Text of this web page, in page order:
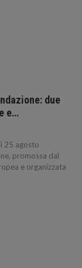
due
e…
25 agosto
promossa dal
e organizzata